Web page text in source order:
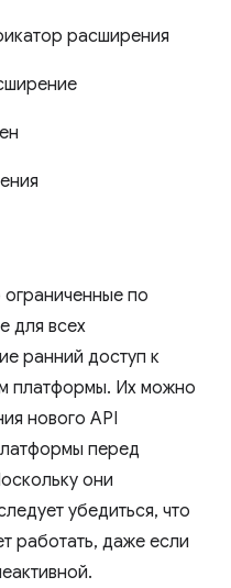
расширения
по
для всех
ранний доступ к
платформы. Их можно
нового API
перед
они
убедиться, что
работать, даже если